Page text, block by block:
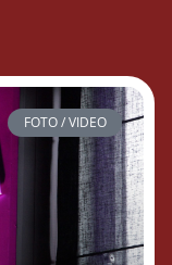
FOTO / VIDEO